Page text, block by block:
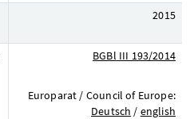
2015
BGBl III 193/2014
Europarat / Council of Europe:
Deutsch / english